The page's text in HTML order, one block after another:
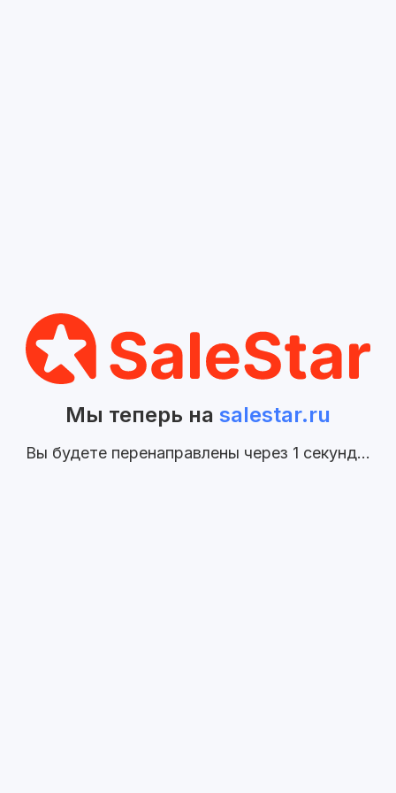
Мы теперь на salestar.ru
Вы будете перенаправлены через 1 секунд...